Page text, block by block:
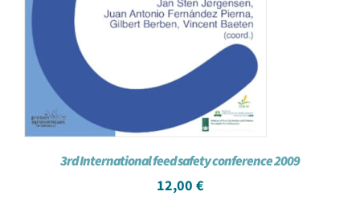
3rd International feed safety conference 2009
12,00 €